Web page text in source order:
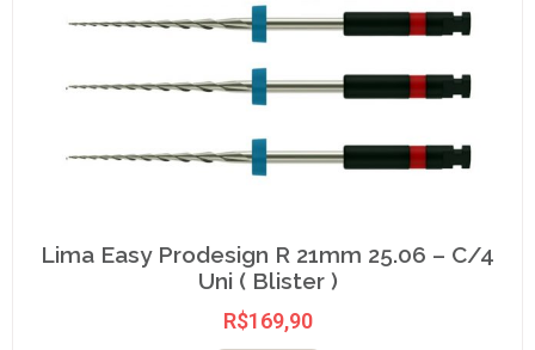
Lima Easy Prodesign R 21mm 25.06 – C/4
Uni ( Blister )
R$169,90